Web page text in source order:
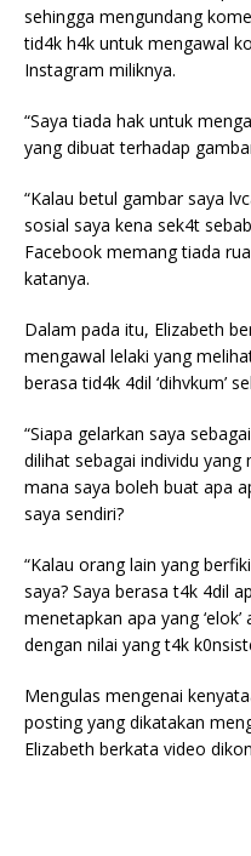
sehingga mengundang
tid4k h4k untuk mengawal
Instagram miliknya.
“Saya tiada hak untuk
yang dibuat terhadap
“Kalau betul gambar saya
sosial saya kena sek4t
Facebook memang tiada
katanya.
Dalam pada itu, Elizabeth
mengawal lelaki yang
berasa tid4k 4dil ‘dihvkum’
“Siapa gelarkan saya
dilihat sebagai individu
mana saya boleh buat apa
saya sendiri?
“Kalau orang lain yang
saya? Saya berasa t4k 4dil
menetapkan apa yang
dengan nilai yang t4k
Mengulas mengenai
posting yang dikatakan
Elizabeth berkata video